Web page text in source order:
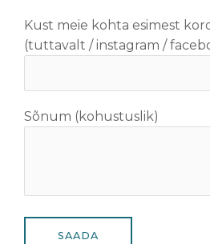
Kust meie kohta esimest
(tuttavalt / instagram /
Sõnum (kohustuslik)